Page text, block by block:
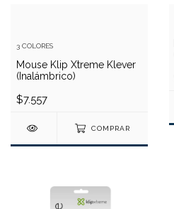
3 COLORES
Mouse Klip Xtreme Klever
(Inalámbrico)
$7.557
COMPRAR